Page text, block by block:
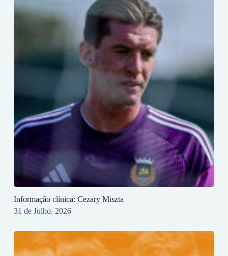
Informação clínica: Cezary Miszta
31 de Julho, 2026